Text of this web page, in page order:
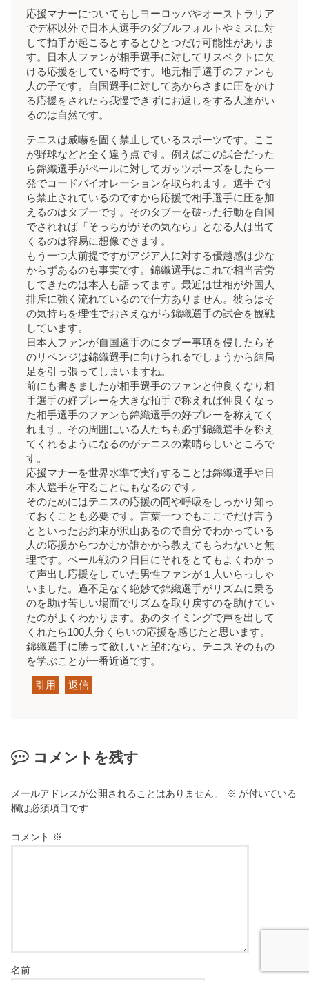
応援マナーについてもしヨーロッパやオーストラリア
でデ杯以外で日本人選手のダブルフォルトやミスに対
して拍手が起こるとするとひとつだけ可能性がありま
す。日本人ファンが相手選手に対してリスペクトに欠
ける応援をしている時です。地元相手選手のファンも
人の子です。自国選手に対してあからさまに圧をかけ
る応援をされたら我慢できずにお返しをする人達がい
るのは自然です。
テニスは威嚇を固く禁止しているスポーツです。ここ
が野球などと全く違う点です。例えばこの試合だった
ら錦織選手がペールに対してガッツポーズをしたら一
発でコードバイオレーションを取られます。選手です
ら禁止されているのですから応援で相手選手に圧を加
えるのはタブーです。そのタブーを破った行動を自国
でされれば「そっちががその気なら」となる人は出て
くるのは容易に想像できます。
もう一つ大前提ですがアジア人に対する優越感は少な
からずあるのも事実です。錦織選手はこれで相当苦労
してきたのは本人も語ってます。最近は世相が外国人
排斥に強く流れているので仕方ありません。彼らはそ
の気持ちを理性でおさえながら錦織選手の試合を観戦
しています。
日本人ファンが自国選手のにタブー事項を侵したらそ
のリベンジは錦織選手に向けられるでしょうから結局
足を引っ張ってしまいますね。
前にも書きましたが相手選手のファンと仲良くなり相
手選手の好プレーを大きな拍手で称えれば仲良くなっ
た相手選手のファンも錦織選手の好プレーを称えてく
れます。その周囲にいる人たちも必ず錦織選手を称え
てくれるようになるのがテニスの素晴らしいところで
す。
応援マナーを世界水準で実行することは錦織選手や日
本人選手を守ることにもなるのです。
そのためにはテニスの応援の間や呼吸をしっかり知っ
ておくことも必要です。言葉一つでもここでだけ言う
とといったお約束が沢山あるので自分でわかっている
人の応援からつかむか誰かから教えてもらわないと無
理です。ペール戦の２日目にそれをとてもよくわかっ
て声出し応援をしていた男性ファンが１人いらっしゃ
いました。過不足なく絶妙で錦織選手がリズムに乗る
のを助け苦しい場面でリズムを取り戻すのを助けてい
たのがよくわかります。あのタイミングで声を出して
くれたら100人分くらいの応援を感じたと思います。
錦織選手に勝って欲しいと望むなら、テニスそのもの
を学ぶことが一番近道です。
引用 返信
コメントを残す
メールアドレスが公開されることはありません。 ※ が付いている
欄は必須項目です
コメント ※
名前